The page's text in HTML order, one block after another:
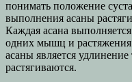
понимать положение
выполнения асаны
Каждая асана
одних мышц и
асаны является
растягиваются.